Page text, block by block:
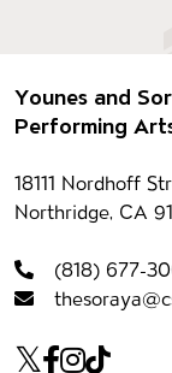
Pie
Younes and
Performing
18111 Nordhoff
Northridge, CA
(818) 677-
OurTwitter
Facebook
Tiktok